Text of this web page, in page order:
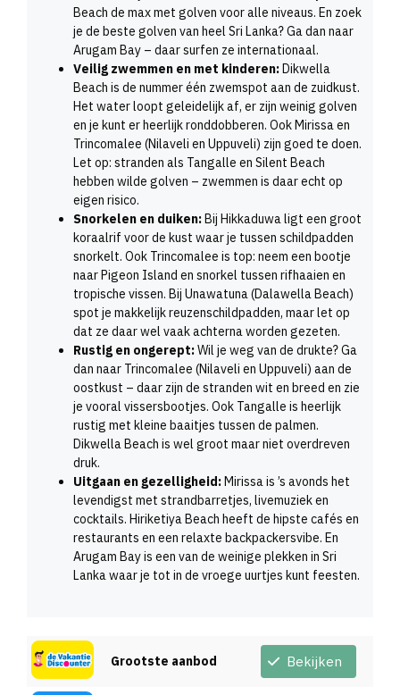
Beach de max met golven voor alle niveaus. En zoek
je de beste golven van heel Sri Lanka? Ga dan naar
Arugam Bay – daar surfen ze internationaal.
Veilig zwemmen en met kinderen: Dikwella
Beach is de nummer één zwemspot aan de zuidkust.
Het water loopt geleidelijk af, er zijn weinig golven
en je kunt er heerlijk ronddobberen. Ook Mirissa en
Trincomalee (Nilaveli en Uppuveli) zijn goed te doen.
Let op: stranden als Tangalle en Silent Beach
hebben wilde golven – zwemmen is daar echt op
eigen risico.
Snorkelen en duiken: Bij Hikkaduwa ligt een groot
koraalrif voor de kust waar je tussen schildpadden
snorkelt. Ook Trincomalee is top: neem een bootje
naar Pigeon Island en snorkel tussen rifhaaien en
tropische vissen. Bij Unawatuna (Dalawella Beach)
spot je makkelijk reuzenschildpadden, maar let op
dat ze daar wel vaak achterna worden gezeten.
Rustig en ongerept:Wil je weg van de drukte? Ga
dan naar Trincomalee (Nilaveli en Uppuveli) aan de
oostkust – daar zijn de stranden wit en breed en zie
je vooral vissersbootjes. Ook Tangalle is heerlijk
rustig met kleine baaitjes tussen de palmen.
Dikwella Beach is wel groot maar niet overdreven
druk.
Uitgaan en gezelligheid: Mirissa is ’s avonds het
levendigst met strandbarretjes, livemuziek en
cocktails. Hiriketiya Beach heeft de hipste cafés en
restaurants en een relaxte backpackersvibe. En
Arugam Bay is een van de weinige plekken in Sri
Lanka waar je tot in de vroege uurtjes kunt feesten.
Grootste aanbod Bekijken